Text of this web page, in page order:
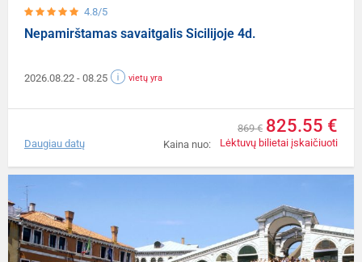
4.8/5
Nepamirštamas savaitgalis Sicilijoje 4d.
2026.08.22 - 08.25 vietų yra
Kaina nuo:
869 € 825.55 €
Lėktuvų bilietai įskaičiuoti
Daugiau datų